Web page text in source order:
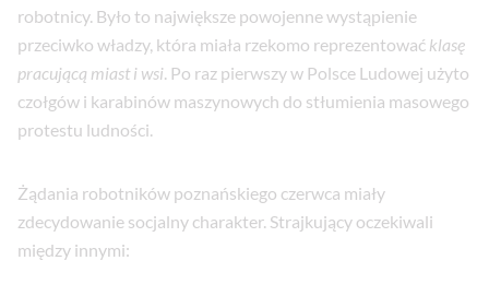
robotnicy. Było to największe powojenne wystąpienie
przeciwko władzy, która miała rzekomo reprezentować klasę
pracującą miast i wsi. Po raz pierwszy w Polsce Ludowej użyto
czołgów i karabinów maszynowych do stłumienia masowego
protestu ludności.
Żądania robotników poznańskiego czerwca miały
zdecydowanie socjalny charakter. Strajkujący oczekiwali
między innymi: